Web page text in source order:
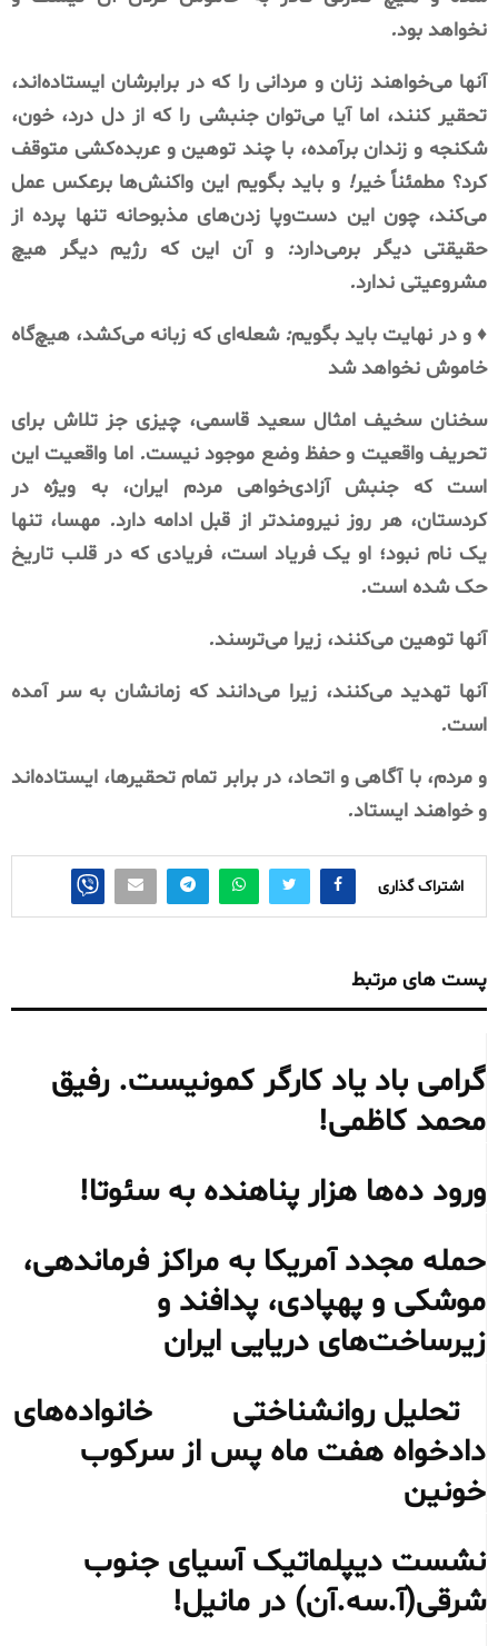
نخواهد بود.
آنها می‌خواهند زنان و مردانی را که در برابرشان ایستاده‌اند،
تحقیر کنند، اما آیا می‌توان جنبشی را که از دل درد، خون،
شکنجه و زندان برآمده، با چند توهین و عربده‌کشی متوقف
کرد؟ مطمئناً خیر! و باید بگویم این واکنش‌ها برعکس عمل
می‌کند، چون این دست‌وپا زدن‌های مذبوحانه تنها پرده از
حقیقتی دیگر برمی‌دارد: و آن این که رژیم دیگر هیچ
مشروعیتی ندارد.
♦️ و در نهایت باید بگویم:شعله‌ای که زبانه می‌کشد، هیچ‌گاه
خاموش نخواهد شد
سخنان سخیف امثال سعید قاسمی، چیزی جز تلاش برای
تحریف واقعیت و حفظ وضع موجود نیست.اما واقعیت این
است که جنبش آزادی‌خواهی مردم ایران، به ویژه در
کردستان، هر روز نیرومندتر از قبل ادامه دارد. مهسا، تنها
یک نام نبود؛ او یک فریاد است، فریادی که در قلب تاریخ
حک شده است.
آنها توهین می‌کنند، زیرا می‌ترسند.
آنها تهدید می‌کنند، زیرا می‌دانند که زمانشان به سر آمده
است.
و مردم، با آگاهی و اتحاد، در برابر تمام تحقیرها، ایستاده‌اند
و خواهند ایستاد.
اشتراک گذاری
پست های مرتبط
گرامی باد یاد کارگر کمونیست. رفیق
محمد کاظمی!
ورود ده‌ها هزار پناهنده به سئوتا!
حمله مجدد آمریکا به مراکز فرماندهی،
موشکی و پهپادی، پدافند و
زیرساخت‌های دریایی ایران
تحلیل روانشناختی خانواده‌های
دادخواه هفت ماه پس از سرکوب
خونین
نشست دیپلماتیک آسیای جنوب
شرقی‌(آ.سه.آن) در مانیل!